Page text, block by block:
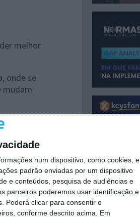
num dispositivo, como cookies, e
padrão enviadas por um dispositivo
e conteúdos, pesquisa de audiências e
parceiros poderemos usar identificação e
Poderá clicar para consentir o
conforme descrito acima. Em
melhor
, onde se
mudam
Ou seja,
átomo de
bem ao
4,4 átomos
teórica quase